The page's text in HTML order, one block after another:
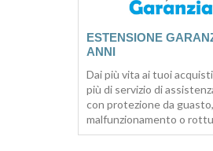
ESTENSIONE
ANNI
Dai più vita ai tuoi
più di servizio di
con protezione da guasto,
malfunzionamento o